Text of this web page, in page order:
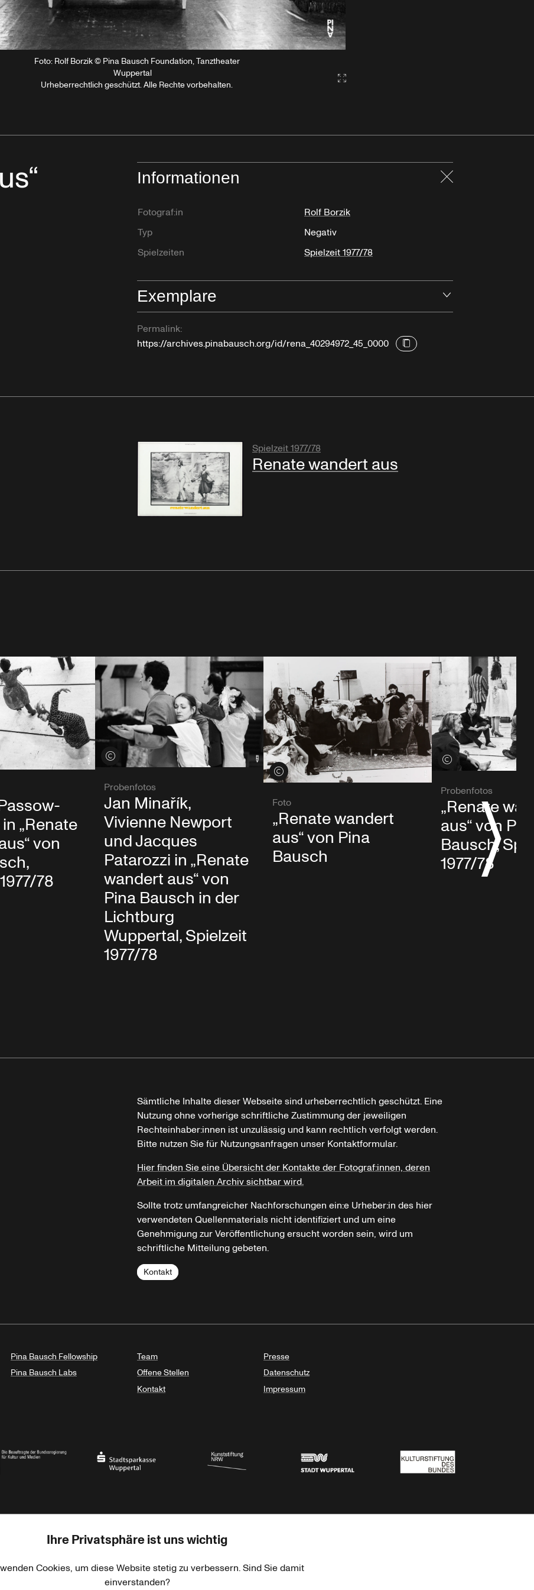
Foto: Rolf Borzik © Pina Bausch Foundation, Tanztheater
Wuppertal
Urheberrechtlich geschützt. Alle Rechte vorbehalten.
Gallery2:fullscreen
Informationen
Fotograf:in
Rolf Borzik
Typ
Negativ
Spielzeiten
Spielzeit 1977/78
Exemplare
Permalink:
https://archives.pinabausch.org/id/rena_40294972_45_0000
Spielzeit 1977/78
Renate wandert aus
„Renate
von
78
Credits öffnen
Probenfotos
Jan Minařík,
Vivienne Newport
und Jacques
Patarozzi in „Renate
wandert aus“ von
Pina Bausch in der
Lichtburg
Wuppertal, Spielzeit
1977/78
Credits öffnen
Foto
„Renate wandert
aus“ von Pina
Bausch
Credits öffnen
Probenfotos
„Renate
aus“ von
Bausch,
1977/78
Sämtliche Inhalte dieser Webseite sind urheberrechtlich geschützt. Eine
Nutzung ohne vorherige schriftliche Zustimmung der jeweiligen
Rechteinhaber:innen ist unzulässig und kann rechtlich verfolgt werden.
Bitte nutzen Sie für Nutzungsanfragen unser Kontaktformular.
Hier finden Sie eine Übersicht der Kontakte der Fotograf:innen, deren
Arbeit im digitalen Archiv sichtbar wird.
Sollte trotz umfangreicher Nachforschungen ein:e Urheber:in des hier
verwendeten Quellenmaterials nicht identifiziert und um eine
Genehmigung zur Veröffentlichung ersucht worden sein, wird um
schriftliche Mitteilung gebeten.
Kontakt
Pina Bausch Fellowship
Pina Bausch Labs
Team
Offene Stellen
Kontakt
Presse
Datenschutz
Impressum
Jackstädt Stiftung Haus der Kulturen der Welt Goethe-Institut
Ihre Privatsphäre ist uns wichtig
Cookies, um diese Website stetig zu verbessern. Sind Sie damit
einverstanden?